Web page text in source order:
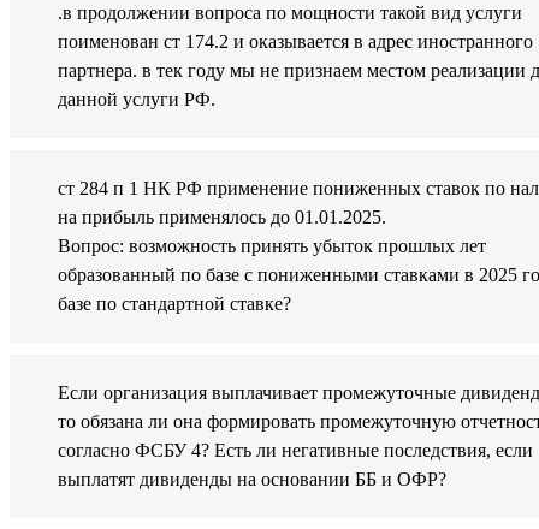
.в продолжении вопроса по мощности такой вид услуги
поименован ст 174.2 и оказывается в адрес иностранного
партнера. в тек году мы не признаем местом реализации
данной услуги РФ.
ст 284 п 1 НК РФ применение пониженных ставок по
на прибыль применялось до 01.01.2025.
Вопрос: возможность принять убыток прошлых лет
образованный по базе с пониженными ставками в 2025
базе по стандартной ставке?
Если организация выплачивает промежуточные
то обязана ли она формировать промежуточную
согласно ФСБУ 4? Есть ли негативные последствия, если
выплатят дивиденды на основании ББ и ОФР?